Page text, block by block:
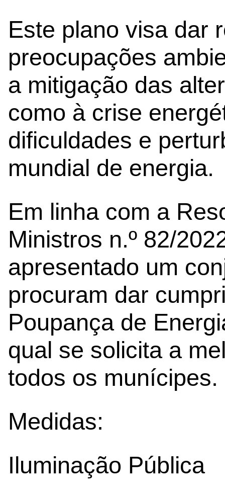
Este plano visa dar
preocupações
a mitigação das
como à crise
dificuldades e
mundial de energia.
Em linha com a
Ministros n.º 82/
apresentado um
procuram dar
Poupança de
qual se solicita a
todos os munícipes.
Medidas:
Iluminação Pública